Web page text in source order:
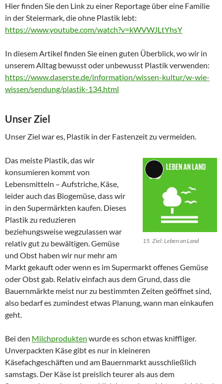
Hier finden Sie den Link zu einer Reportage über eine Familie
in der Steiermark, die ohne Plastik lebt:
https://www.youtube.com/watch?v=kWVWJLtYhsY
In diesem Artikel finden Sie einen guten Überblick, wo wir in
unserem Alltag bewusst oder unbewusst Plastik verwenden:
https://www.daserste.de/information/wissen-kultur/w-wie-
wissen/sendung/plastik-134.html
Unser Ziel
Unser Ziel war es, Plastik in der Fastenzeit zu vermeiden.
Lange
Beschreibung
15. Ziel: Leben an Land
Das meiste Plastik, das wir
konsumieren kommt von
Lebensmitteln – Aufstriche, Käse,
leider auch das Biogemüse, dass wir
in den Supermärkten kaufen. Dieses
Plastik zu reduzieren
beziehungsweise wegzulassen war
relativ gut zu bewältigen. Gemüse
und Obst haben wir nur mehr am
Markt gekauft oder wenn es im Supermarkt offenes Gemüse
oder Obst gab. Relativ einfach aus dem Grund, dass die
Bauernmärkte meist nur zu bestimmten Zeiten geöffnet sind,
also bedarf es zumindest etwas Planung, wann man einkaufen
geht.
Bei den Milchprodukten wurde es schon etwas kniffliger.
Unverpackten Käse gibt es nur in kleineren
Käsefachgeschäften und am Bauernmarkt ausschließlich
samstags. Der Käse ist preislich teurer als aus dem